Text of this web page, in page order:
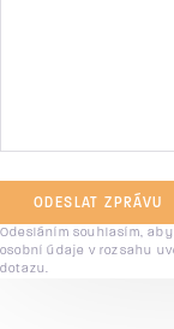
ODESLAT ZPRÁVU
Odesláním souhlasím,
osobní údaje v rozsahu
dotazu.